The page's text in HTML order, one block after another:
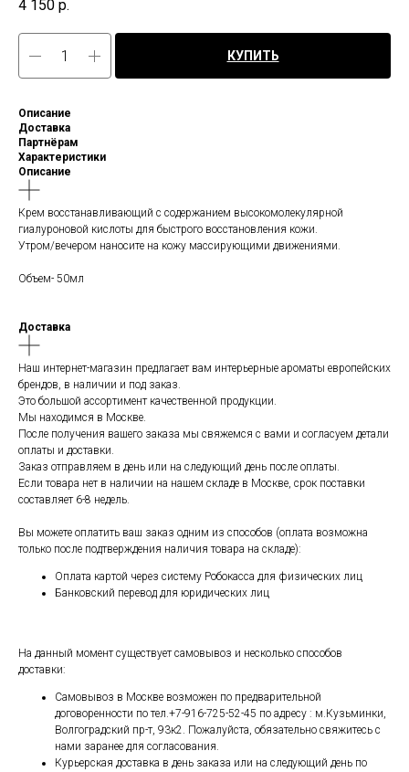
4 150 р.
КУПИТЬ
Описание
Доставка
Партнёрам
Характеристики
Описание
Крем восстанавливающий с содержанием высокомолекулярной
гиалуроновой кислоты для быстрого восстановления кожи.
Утром/вечером наносите на кожу массирующими движениями.
Объем- 50мл
Доставка
Наш интернет-магазин предлагает вам интерьерные ароматы европейских
брендов, в наличии и под заказ.
Это большой ассортимент качественной продукции.
Мы находимся в Москве.
После получения вашего заказа мы свяжемся с вами и согласуем детали
оплаты и доставки.
Заказ отправляем в день или на следующий день после оплаты.
Если товара нет в наличии на нашем складе в Москве, срок поставки
составляет 6-8 недель.
Вы можете оплатить ваш заказ одним из способов (оплата возможна
только после подтверждения наличия товара на складе):
Оплата картой через систему Робокасса для физических лиц
Банковский перевод для юридических лиц
На данный момент существует самовывоз и несколько способов
доставки:
Самовывоз в Москве возможен по предварительной
договоренности по тел.+7-916-725-52-45 по адресу : м.Кузьминки,
Волгоградский пр-т, 93к2. Пожалуйста, обязательно свяжитесь с
нами заранее для согласования.
Курьерская доставка в день заказа или на следующий день по